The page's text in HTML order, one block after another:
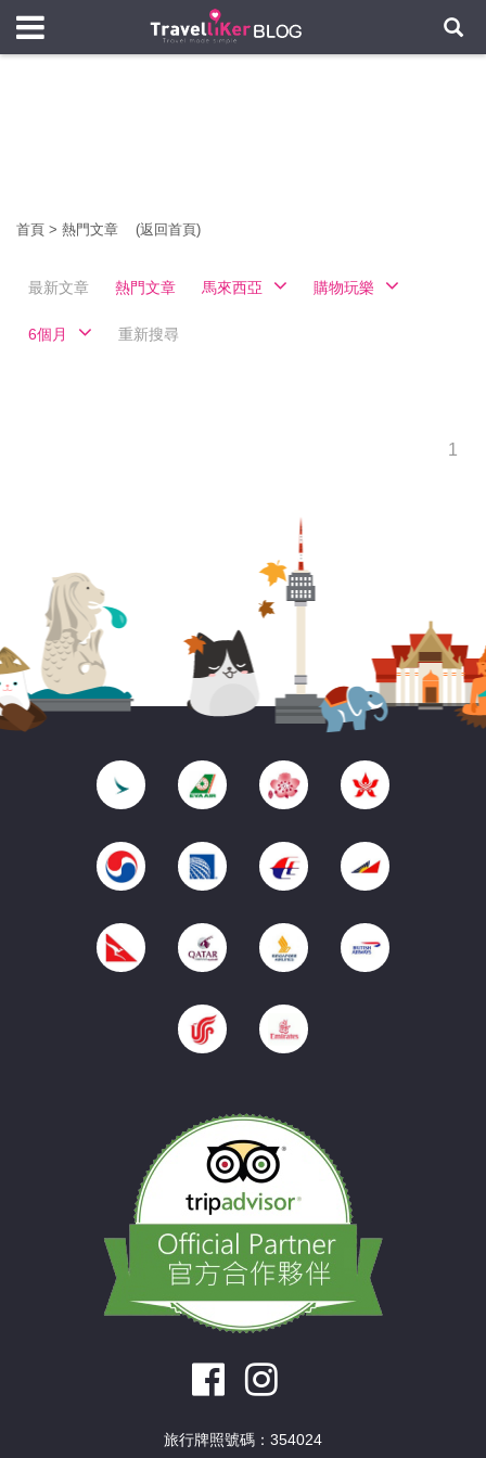
首頁 > 熱門文章 (返回首頁)
最新文章 熱門文章 馬來西亞 購物玩樂
6個月 重新搜尋
1
旅行牌照號碼：354024